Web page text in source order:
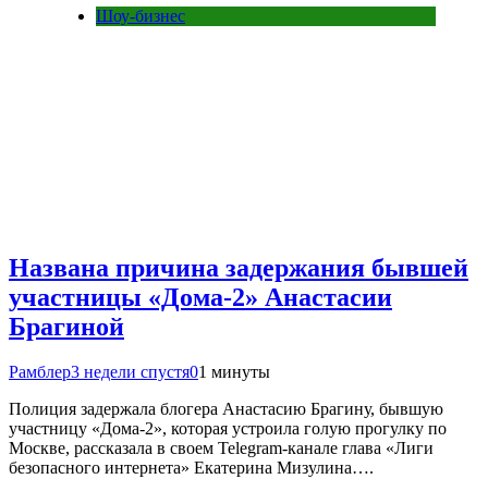
Шоу-бизнес
Названа причина задержания бывшей
участницы «Дома-2» Анастасии
Брагиной
Рамблер3 недели спустя01 минуты
Полиция задержала блогера Анастасию Брагину, бывшую
участницу «Дома-2», которая устроила голую прогулку по
Москве, рассказала в своем Telegram-канале глава «Лиги
безопасного интернета» Екатерина Мизулина….